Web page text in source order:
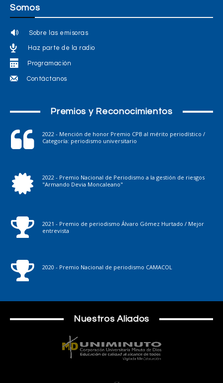
Somos
Sobre las emisoras
Haz parte de la radio
Programación
Contáctanos
Premios y Reconocimientos
2022 - Mención de honor Premio CPB al mérito periodístico /
Categoría: periodismo universitario
2022 - Premio Nacional de Periodismo a la gestión de riesgos
"Armando Devia Moncaleano"
2021 - Premio de periodismo Álvaro Gómez Hurtado / Mejor
entrevista
2020 - Premio Nacional de periodismo CAMACOL
Nuestros Aliados